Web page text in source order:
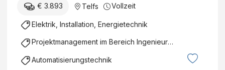
€ 3.893 Telfs Vollzeit
Elektrik, Installation, Energietechnik
Projektmanagement im Bereich Ingenieurswesen
Automatisierungstechnik